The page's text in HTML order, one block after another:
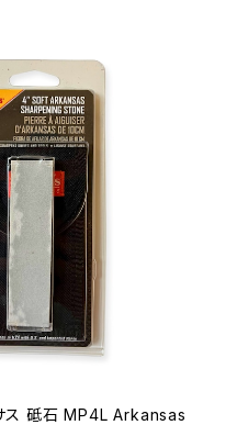
ス 砥石 MP4L Arkansas